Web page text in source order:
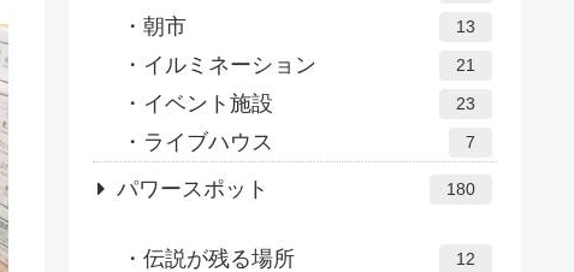
朝市 13
イルミネーション 21
イベント施設 23
ライブハウス 7
パワースポット 180
伝説が残る場所 12